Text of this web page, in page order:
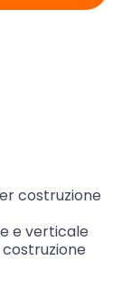
costruzione
e verticale